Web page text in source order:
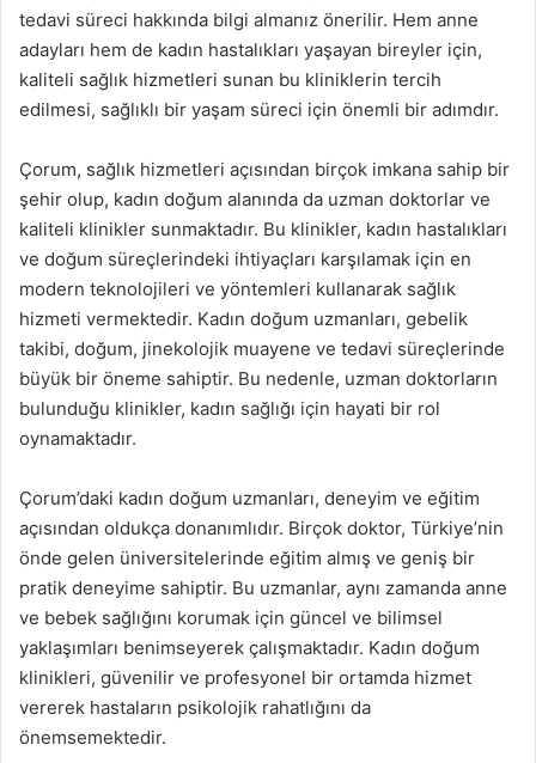
tedavi süreci hakkında bilgi almanız önerilir. Hem anne
adayları hem de kadın hastalıkları yaşayan bireyler için,
kaliteli sağlık hizmetleri sunan bu kliniklerin tercih
edilmesi, sağlıklı bir yaşam süreci için önemli bir adımdır.
Çorum, sağlık hizmetleri açısından birçok imkana sahip bir
şehir olup, kadın doğum alanında da uzman doktorlar ve
kaliteli klinikler sunmaktadır. Bu klinikler, kadın hastalıkları
ve doğum süreçlerindeki ihtiyaçları karşılamak için en
modern teknolojileri ve yöntemleri kullanarak sağlık
hizmeti vermektedir. Kadın doğum uzmanları, gebelik
takibi, doğum, jinekolojik muayene ve tedavi süreçlerinde
büyük bir öneme sahiptir. Bu nedenle, uzman doktorların
bulunduğu klinikler, kadın sağlığı için hayati bir rol
oynamaktadır.
Çorum’daki kadın doğum uzmanları, deneyim ve eğitim
açısından oldukça donanımlıdır. Birçok doktor, Türkiye’nin
önde gelen üniversitelerinde eğitim almış ve geniş bir
pratik deneyime sahiptir. Bu uzmanlar, aynı zamanda anne
ve bebek sağlığını korumak için güncel ve bilimsel
yaklaşımları benimseyerek çalışmaktadır. Kadın doğum
klinikleri, güvenilir ve profesyonel bir ortamda hizmet
vererek hastaların psikolojik rahatlığını da
önemsemektedir.